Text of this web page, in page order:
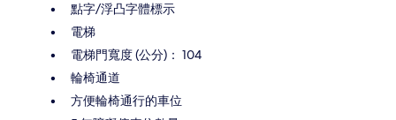
點字/浮凸字體標示
電梯
電梯門寬度 (公分)： 104
輪椅通道
方便輪椅通行的車位